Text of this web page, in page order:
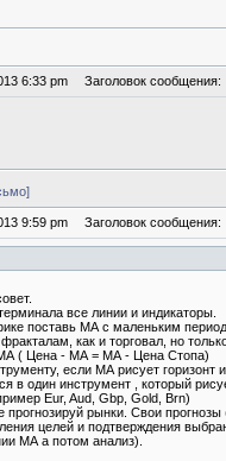
6:33 pm Заголовок сообщения:
9:59 pm Заголовок сообщения:
все линии и индикаторы.
поставь МА с маленьким
как и торговал, но
( Цена - МА = МА - Цена Стопа)
если МА рисует горизонт
в один инструмент , который
Eur, Aud, Gbp, Gold, Brn)
рынки. Свои
целей и подтверждения
МА а потом анализ).